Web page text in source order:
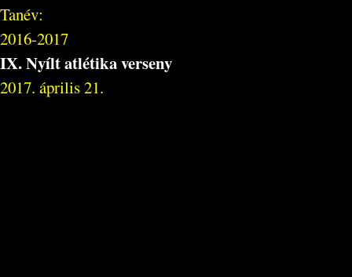
Tanév:
2016-2017
IX. Nyílt atlétika verseny
2017. április 21.